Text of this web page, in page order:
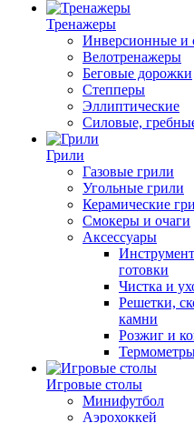
Тренажеры
Инверсионные и
Велотренажеры
Беговые дорожки
Степперы
Эллиптические
Силовые,
Грили
Газовые грили
Угольные грили
Керамические
Смокеры и очаги
Аксессуары
готовки
Чистка и
Решетки,
камни
Розжиг и
Игровые столы
Минифутбол
Аэрохоккей